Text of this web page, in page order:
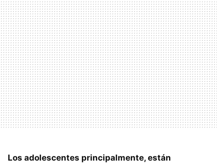
Los adolescentes principalmente, están